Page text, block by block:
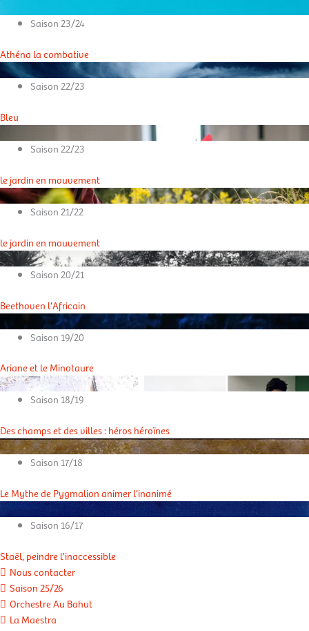
Saison 23/24
Athéna la combative
Saison 22/23
Bleu
Saison 22/23
le jardin en mouvement
Saison 21/22
le jardin en mouvement
Saison 20/21
Beethoven l'Africain
Saison 19/20
Ariane et le Minotaure
Saison 18/19
Des champs et des villes : héros héroïnes
Saison 17/18
Le Mythe de Pygmalion animer l’inanimé
Saison 16/17
Staël, peindre l'inaccessible
Nous contacter
Saison 25/26
Orchestre Au Bahut
La Maestra